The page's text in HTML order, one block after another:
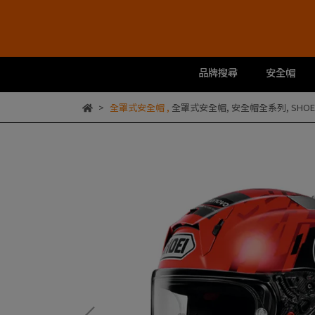
品牌搜尋 安全帽
全罩式安全帽, 全罩式安全帽, 安全帽全系列,